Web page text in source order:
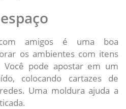
amigos é uma boa
os ambientes com itens
Você pode apostar em um
colocando cartazes de
Uma moldura ajuda a